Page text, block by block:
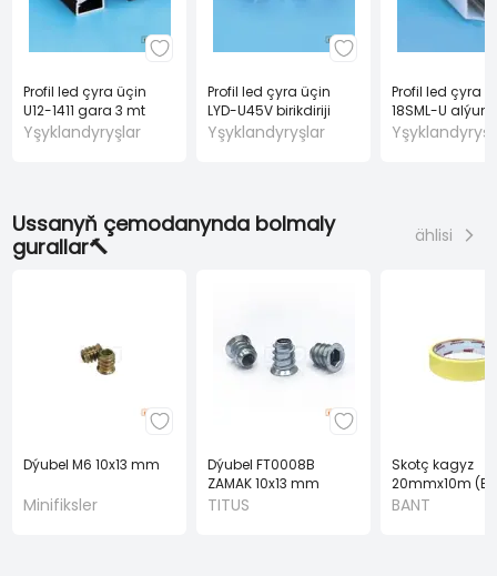
Profil led çyra üçin
U12-1411 gara 3 mt
Yşyklandyryşlar
Profil led çyra üçin
LYD-U45V birikdiriji
gysgyçly 3 mt
Yşyklandyryşlar
Profil led çyra
18SML-U
Ussanyň çemodanynda bolmaly
gurallar🔨
ählisi
Dýubel M6 10x13 mm
Minifiksler
Dýubel FT0008B
ZAMAK 10x13 mm
(TITUS)
TITUS
Skotç kagyz
20mmx10m
BANT